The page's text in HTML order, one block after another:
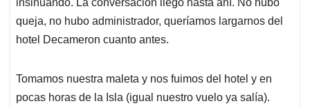
insinuando. La conversación llegó hasta ahí. No hubo
queja, no hubo administrador, queríamos largarnos del
hotel Decameron cuanto antes.
Tomamos nuestra maleta y nos fuimos del hotel y en
pocas horas de la Isla (igual nuestro vuelo ya salía).